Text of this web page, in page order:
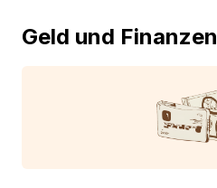
Geld und Finanzen